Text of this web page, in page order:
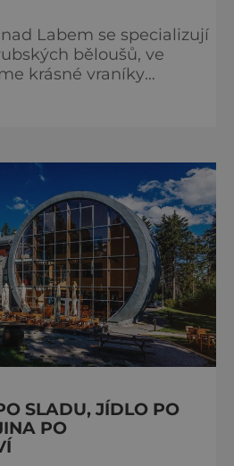
Labem se specializují
běloušů, ve
krásné vraníky
více o chovu
využití koní ve
či dostizích.
SLADU, JÍDLO PO
PO